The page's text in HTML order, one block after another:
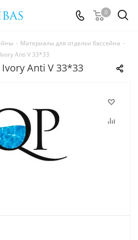
0
- Материалы для отделки бассейна -
Anti V 33*33
Anti V 33*33